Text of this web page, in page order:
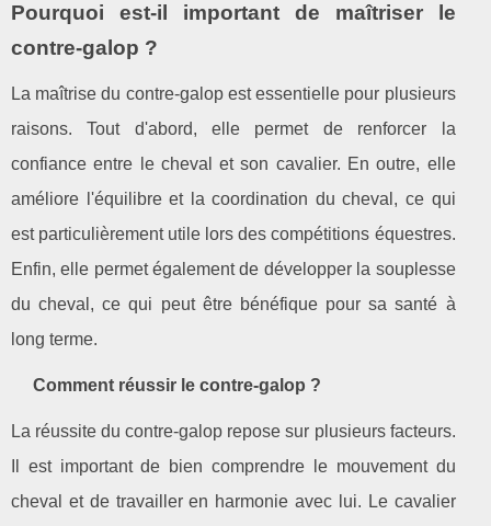
Pourquoi est-il important de maîtriser le
contre-galop ?
La maîtrise du contre-galop est essentielle pour plusieurs
raisons. Tout d'abord, elle permet de renforcer la
confiance entre le cheval et son cavalier. En outre, elle
améliore l'équilibre et la coordination du cheval, ce qui
est particulièrement utile lors des compétitions équestres.
Enfin, elle permet également de développer la souplesse
du cheval, ce qui peut être bénéfique pour sa santé à
long terme.
Comment réussir le contre-galop ?
La réussite du contre-galop repose sur plusieurs facteurs.
Il est important de bien comprendre le mouvement du
cheval et de travailler en harmonie avec lui. Le cavalier